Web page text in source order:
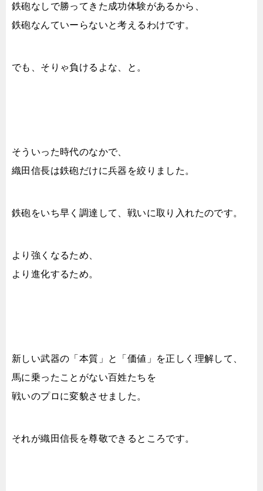
鉄砲なしで勝ってきた成功体験があるから、
鉄砲なんていーらないと考えるわけです。
でも、そりゃ負けるよな、と。
そういった時代のなかで、
織田信長は鉄砲だけに兵器を絞りました。
鉄砲をいち早く調達して、戦いに取り入れたのです。
より強くなるため、
より進化するため。
新しい武器の「本質」と「価値」を正しく理解して、
馬に乗ったことがない百姓たちを
戦いのプロに変貌させました。
それが織田信長を尊敬できるところです。